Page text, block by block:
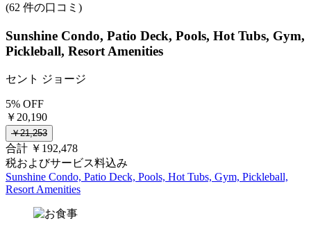
(62 件の口コミ)
Sunshine Condo, Patio Deck, Pools, Hot Tubs, Gym,
Pickleball, Resort Amenities
セント ジョージ
5% OFF
￥20,190
￥21,253
合計 ￥192,478
税およびサービス料込み
Sunshine Condo, Patio Deck, Pools, Hot Tubs, Gym, Pickleball,
Resort Amenities